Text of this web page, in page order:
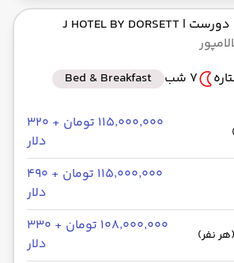
دورست | J HOTEL BY DORSETT
7 شب Bed & Breakfast
۱۱۵٬۰۰۰٬۰۰۰ تومان + ۳۲۰
دلار
۱۱۵٬۰۰۰٬۰۰۰ تومان + ۴۹۰
دلار
نفر)
۱۰۸٬۰۰۰٬۰۰۰ تومان + ۳۳۰
دلار